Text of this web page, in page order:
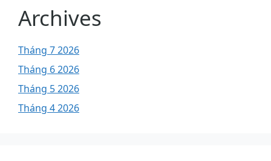
Archives
Tháng 7 2026
Tháng 6 2026
Tháng 5 2026
Tháng 4 2026